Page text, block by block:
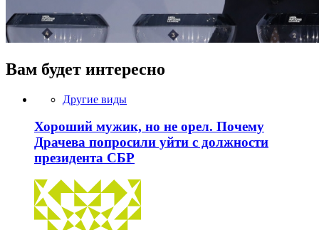
Вам будет интересно
Другие виды
Хороший мужик, но не орел. Почему
Драчева попросили уйти с должности
президента СБР